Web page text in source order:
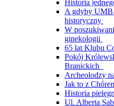
Historia
A gdyby UMB
historyczny
W
ginekologii
65 lat Klubu
Pokój
Branickich
Archeolodzy
Jak to z
Historia
Ul. Alberta